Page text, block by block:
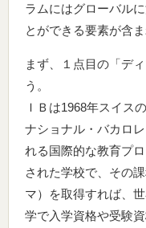
ラムにはグローバル
とができる要素が含
まず、１点目の「デ
う。
ＩＢは1968年スイス
ナショナル・バカロ
れる国際的な教育プ
された学校で、その
マ）を取得すれば、
学で入学資格や受験